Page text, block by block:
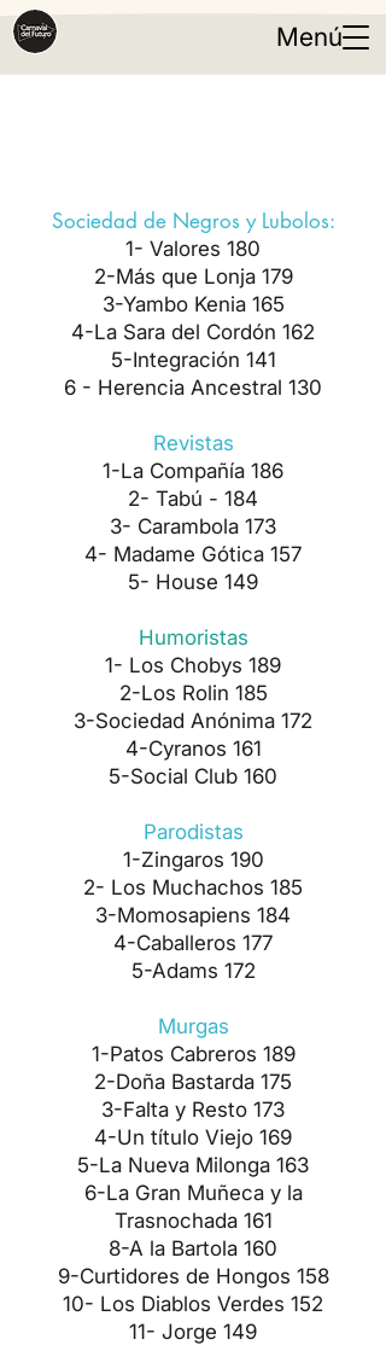
Menú
Sociedad de Negros y Lubolos:
1- Valores 180
2-Más que Lonja 179
3-Yambo Kenia 165
4-La Sara del Cordón 162
5-Integración 141
6 - Herencia Ancestral 130
Revistas
1-La Compañía 186
2- Tabú - 184
3- Carambola 173
4- Madame Gótica 157
5- House 149
Humoristas
1- Los Chobys 189
2-Los Rolin 185
3-Sociedad Anónima 172
4-Cyranos 161
5-Social Club 160
Parodistas
1-Zingaros 190
2- Los Muchachos 185
3-Momosapiens 184
4-Caballeros 177
5-Adams 172
Murgas
1-Patos Cabreros 189
2-Doña Bastarda 175
3-Falta y Resto 173
4-Un título Viejo 169
5-La Nueva Milonga 163
6-La Gran Muñeca y la
Trasnochada 161
8-A la Bartola 160
9-Curtidores de Hongos 158
10- Los Diablos Verdes 152
11- Jorge 149